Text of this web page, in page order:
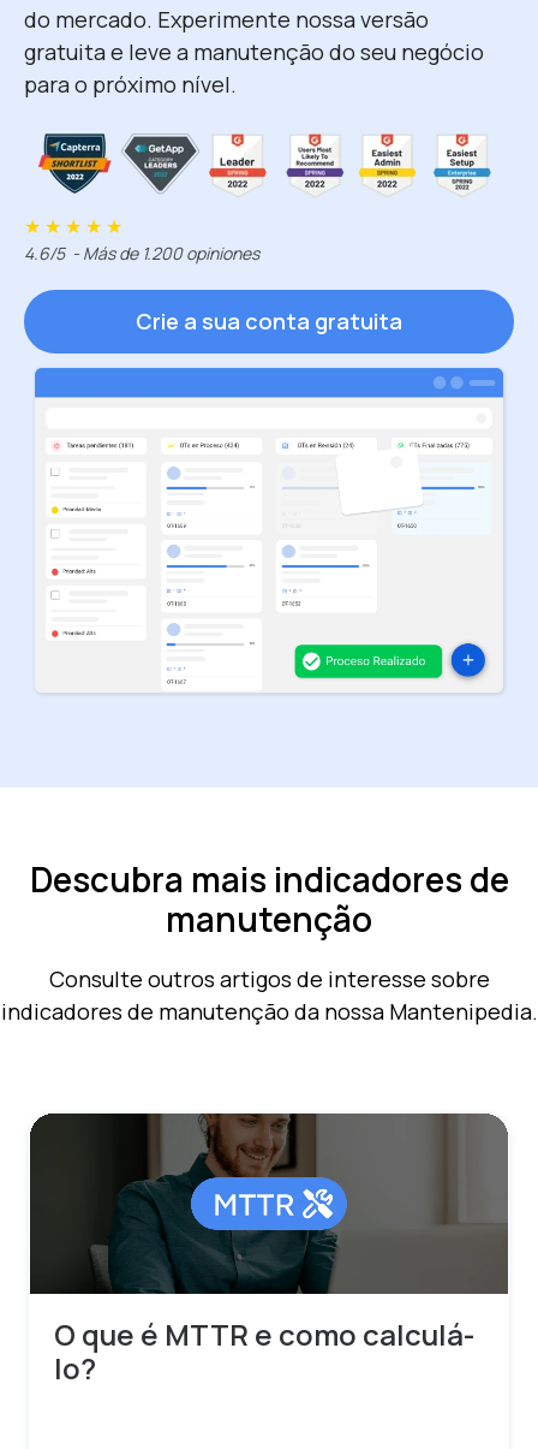
do mercado. Experimente nossa versão
gratuita e leve a manutenção do seu negócio
para o próximo nível.
★ ★ ★ ★ ★
4.6/5 - Más de 1.200 opiniones
Crie a sua conta gratuita
Descubra mais indicadores de
manutenção
Consulte outros artigos de interesse sobre
indicadores de manutenção da nossa Mantenipedia.
O que é MTTR e como calculá-
lo?